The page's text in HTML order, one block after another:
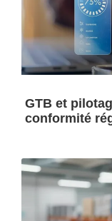
GTB et
conformité